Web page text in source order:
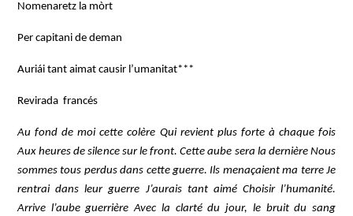
Nomenaretz la mòrt
Per capitani de deman
Auriái tant aimat causir l’umanitat***
Revirada francés
Au fond de moi cette colère Qui revient plus forte à chaque fois
Aux heures de silence sur le front. Cette aube sera la dernière Nous
sommes tous perdus dans cette guerre. Ils menaçaient ma terre Je
rentrai dans leur guerre J’aurais tant aimé Choisir l’humanité.
Arrive l’aube guerrière Avec la clarté du jour, le bruit du sang